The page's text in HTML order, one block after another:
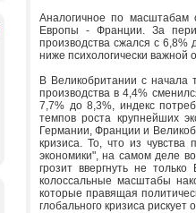
Аналогичное по масштабам
Европы - Франции. За
производства сжался с 6,8%
ниже психологически важной
В Великобритании с начала
производства в 4,4%
7,7% до 8,3%, индекс
темпов роста крупнейших
Германии, Франции и
кризиса. То, что из
экономики", на самом деле
грозит ввергнуть не
колоссальные масштабы
которые правящая
глобального кризиса